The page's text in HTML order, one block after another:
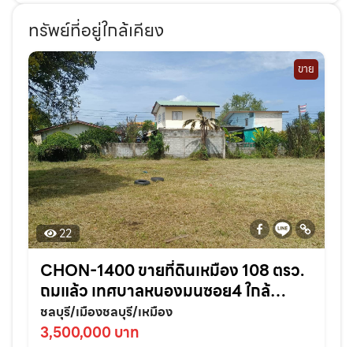
ทรัพย์ที่อยู่ใกล้เคียง
ขาย
22
CHON-1400 ขายที่ดินเหมือง 108 ตรว.
ถมแล้ว เทศบาลหนองมนซอย4 ใกล้
หาด2กม. อ.เมืองชลบุรี
ชลบุรี/เมืองชลบุรี/เหมือง
3,500,000 บาท